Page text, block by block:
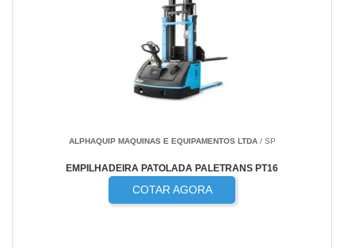
ALPHAQUIP MAQUINAS E EQUIPAMENTOS LTDA/ SP
EMPILHADEIRA PATOLADA PALETRANS PT16
COTAR AGORA